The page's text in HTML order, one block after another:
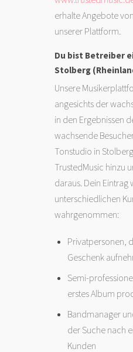
erhalte Angebote
unserer Plattform.
Du bist Betreiber
Stolberg
Unsere
angesichts der
in den Ergebnissen
wachsende
Tonstudio in
TrustedMusic hinzu
daraus. Dein Eintrag
unterschiedlichen
wahrgenommen:
Privatpersonen,
Geschenk
Semi-
erstes Album
Bandmanager
der Suche nach
Kunden